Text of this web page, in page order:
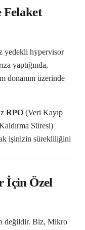
yedekli hypervisor
yaptığında,
donanım üzerinde
RPO (Veri Kayıp
Süresi)
işinizin sürekliliğini
İçin Özel
değildir. Biz, Mikro